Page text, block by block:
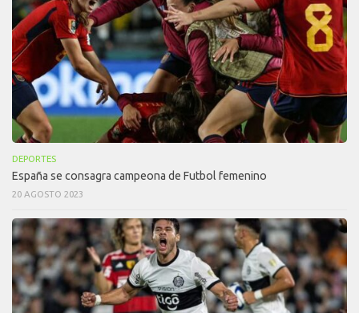
DEPORTES
España se consagra campeona de Futbol femenino
20 AGOSTO 2023